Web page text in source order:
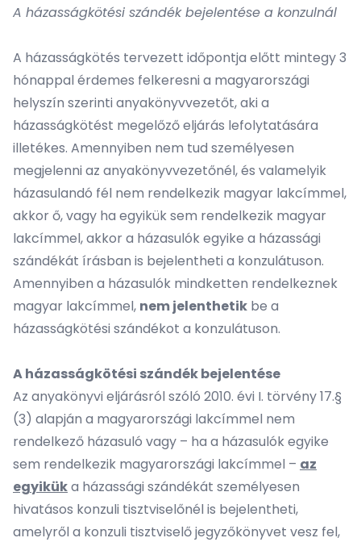
A házasságkötési szándék bejelentése a konzulnál
A házasságkötés tervezett időpontja előtt mintegy 3
hónappal érdemes felkeresni a magyarországi
helyszín szerinti anyakönyvvezetőt, aki a
házasságkötést megelőző eljárás lefolytatására
illetékes. Amennyiben nem tud személyesen
megjelenni az anyakönyvvezetőnél, és valamelyik
házasulandó fél nem rendelkezik magyar lakcímmel,
akkor ő, vagy ha egyikük sem rendelkezik magyar
lakcímmel, akkor a házasulók egyike a házassági
szándékát írásban is bejelentheti a konzulátuson.
Amennyiben a házasulók mindketten rendelkeznek
magyar lakcímmel, nem jelenthetik be a
házasságkötési szándékot a konzulátuson.
A házasságkötési szándék bejelentése
Az anyakönyvi eljárásról szóló 2010. évi I. törvény 17.§
(3) alapján a magyarországi lakcímmel nem
rendelkező házasuló vagy – ha a házasulók egyike
sem rendelkezik magyarországi lakcímmel – az
egyiküka házassági szándékát személyesen
hivatásos konzuli tisztviselőnél is bejelentheti,
amelyről a konzuli tisztviselő jegyzőkönyvet vesz fel,